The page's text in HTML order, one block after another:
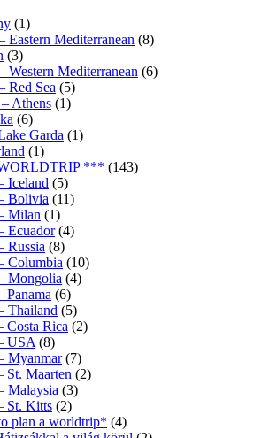
(1)
Eastern Mediterranean (8)
(3)
Western Mediterranean (6)
Red Sea (5)
Athens (1)
(6)
Garda (1)
(1)
*** (143)
Iceland (5)
Bolivia (11)
Milan (1)
Ecuador(4)
Russia (8)
Columbia (10)
Mongolia (4)
Panama (6)
Thailand (5)
Costa Rica (2)
USA (8)
Myanmar(7)
St. Maarten (2)
Malaysia (3)
St. Kitts (2)
plan a worldtrip* (4)